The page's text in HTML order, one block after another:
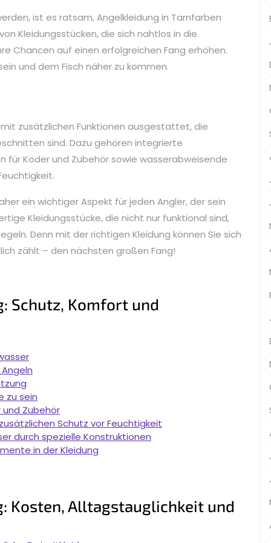
ist es ratsam, Angelkleidung in Tarnfarben
Kleidungsstücken, die sich nahtlos in die
Chancen auf einen erfolgreichen Fang erhöhen.
und dem Fisch näher zu kommen.
zusätzlichen Funktionen ausgestattet, die
sind. Dazu gehören integrierte
für Köder und Zubehör sowie wasserabweisende
ein wichtiger Aspekt für jeden Angler, der sein
Kleidungsstücke, die nicht nur funktional sind,
Denn mit der richtigen Kleidung können Sie sich
zählt – den nächsten großen Fang!
Schutz, Komfort und
zu sein
Zubehör
Schutz vor Feuchtigkeit
durch spezielle Konstruktionen
in der Kleidung
Kosten, Alltagstauglichkeit und